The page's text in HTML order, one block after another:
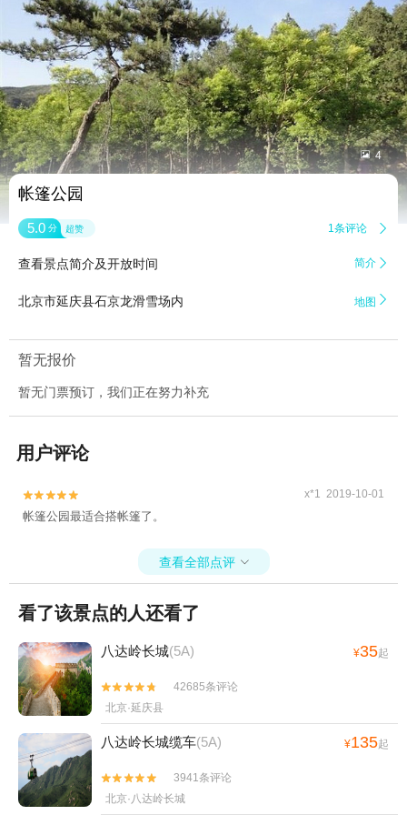
 4
帐篷公园
5.0 分 超赞 1条评论 
查看景点简介及开放时间 简介 
北京市延庆县石京龙滑雪场内 地图 
暂无报价
暂无门票预订，我们正在努力补充
用户评论

 x*1 2019-10-01
帐篷公园最适合搭帐篷了。
查看全部点评 
看了该景点的人还看了
八达岭长城(5A) ¥35起


42685条评论
北京·延庆县
八达岭长城缆车(5A) ¥135起


3941条评论
北京·八达岭长城